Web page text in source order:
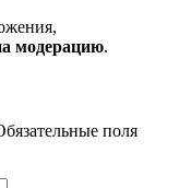
модерацию.
поля